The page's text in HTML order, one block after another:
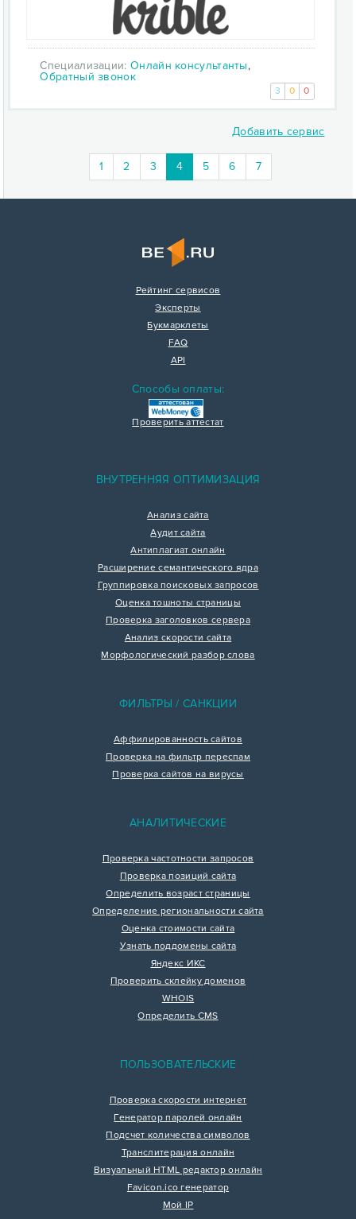
Специализации: Онлайн консультанты,
Обратный звонок
3 0 0
Добавить сервис
1 2 3 4(current)
5 6 7
Рейтинг сервисов
Эксперты
Букмарклеты
FAQ
API
Способы оплаты:
Проверить аттестат
ВНУТРЕННЯЯ ОПТИМИЗАЦИЯ
Анализ сайта
Аудит сайта
Антиплагиат онлайн
Расширение семантического ядра
Группировка поисковых запросов
Оценка тошноты страницы
Проверка заголовков сервера
Анализ скорости сайта
Морфологический разбор слова
ФИЛЬТРЫ / САНКЦИИ
Аффилированность сайтов
Проверка на фильтр переспам
Проверка сайтов на вирусы
АНАЛИТИЧЕСКИЕ
Проверка частотности запросов
Проверка позиций сайта
Определить возраст страницы
Определение региональности сайта
Оценка стоимости сайта
Узнать поддомены сайта
Яндекс ИКС
Проверить склейку доменов
WHOIS
Определить CMS
ПОЛЬЗОВАТЕЛЬСКИЕ
Проверка скорости интернет
Генератор паролей онлайн
Подсчет количества символов
Транслитерация онлайн
Визуальный HTML редактор онлайн
Favicon.ico генератор
Мой IP